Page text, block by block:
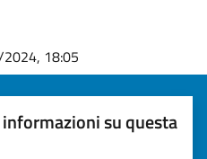
18:05
su questa